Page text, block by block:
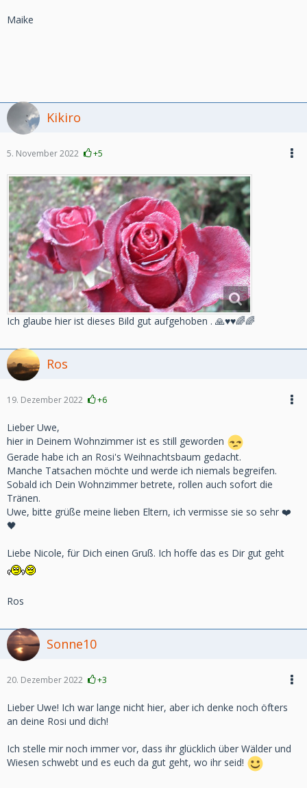
Maike
Kikiro
5. November 2022 +5
Ich glaube hier ist dieses Bild gut aufgehoben . 🙏♥️♥️🌈🌈
Ros
19. Dezember 2022 +6
Lieber Uwe,
hier in Deinem Wohnzimmer ist es still geworden
Gerade habe ich an Rosi's Weihnachtsbaum gedacht.
Manche Tatsachen möchte und werde ich niemals begreifen.
Sobald ich Dein Wohnzimmer betrete, rollen auch sofort die
Tränen.
Uwe, bitte grüße meine lieben Eltern, ich vermisse sie so sehr ❤️
🖤
Liebe Nicole, für Dich einen Gruß. Ich hoffe das es Dir gut geht
Ros
Sonne10
20. Dezember 2022 +3
Lieber Uwe! Ich war lange nicht hier, aber ich denke noch öfters
an deine Rosi und dich!
Ich stelle mir noch immer vor, dass ihr glücklich über Wälder und
Wiesen schwebt und es euch da gut geht, wo ihr seid!